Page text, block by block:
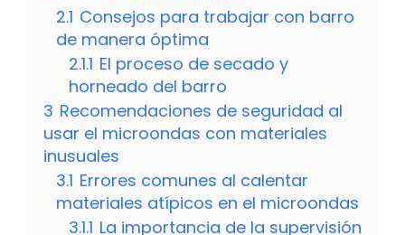
2.1 Consejos para trabajar con barro
de manera óptima
2.1.1 El proceso de secado y
horneado del barro
3 Recomendaciones de seguridad al
usar el microondas con materiales
inusuales
3.1 Errores comunes al calentar
materiales atípicos en el microondas
3.1.1 La importancia de la supervisión